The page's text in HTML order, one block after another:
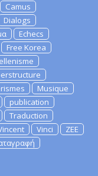
Camus
Dialogs
Echecs
Free Korea
Musique
publication
Traduction
Vinci
ZEE